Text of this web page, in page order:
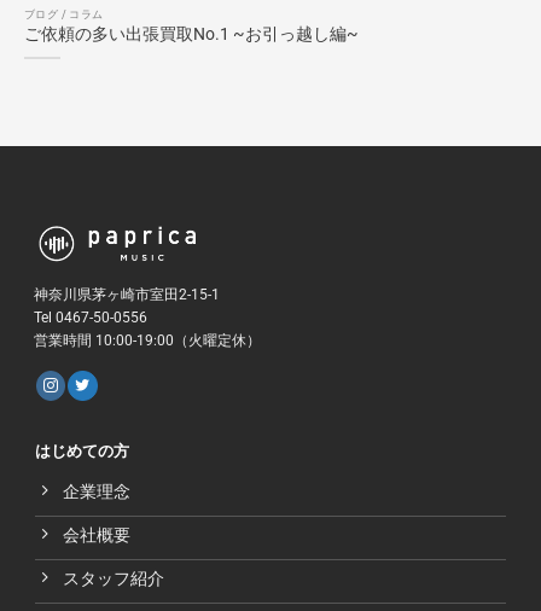
ブログ / コラム
ご依頼の多い出張買取No.1 ~お引っ越し編~
神奈川県茅ヶ崎市室田2-15-1
Tel 0467-50-0556
営業時間 10:00-19:00（火曜定休）
はじめての方
企業理念
会社概要
スタッフ紹介